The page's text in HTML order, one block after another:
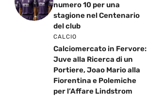
numero 10 per una
stagione nel Centenario
del club
CALCIO
Calciomercato in Fervore:
Juve alla Ricerca di un
Portiere, Joao Mario alla
Fiorentina e Polemiche
per l’Affare Lindstrom